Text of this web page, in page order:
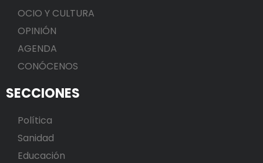
OCIO Y CULTURA
OPINIÓN
AGENDA
CONÓCENOS
SECCIONES
Política
Sanidad
Educación